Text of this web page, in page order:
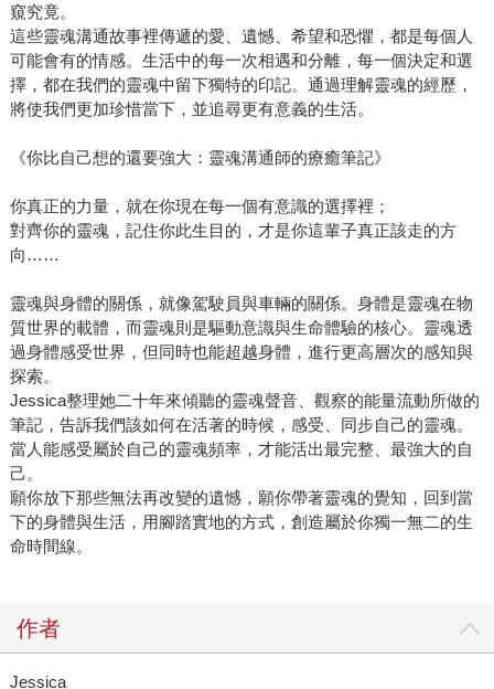
窺究竟。
這些靈魂溝通故事裡傳遞的愛、遺憾、希望和恐懼，都是每個人
可能會有的情感。生活中的每一次相遇和分離，每一個決定和選
擇，都在我們的靈魂中留下獨特的印記。通過理解靈魂的經歷，
將使我們更加珍惜當下，並追尋更有意義的生活。
《你比自己想的還要強大：靈魂溝通師的療癒筆記》
你真正的力量，就在你現在每一個有意識的選擇裡；
對齊你的靈魂，記住你此生目的，才是你這輩子真正該走的方
向……
靈魂與身體的關係，就像駕駛員與車輛的關係。身體是靈魂在物
質世界的載體，而靈魂則是驅動意識與生命體驗的核心。靈魂透
過身體感受世界，但同時也能超越身體，進行更高層次的感知與
探索。
Jessica整理她二十年來傾聽的靈魂聲音、觀察的能量流動所做的
筆記，告訴我們該如何在活著的時候，感受、同步自己的靈魂。
當人能感受屬於自己的靈魂頻率，才能活出最完整、最強大的自
己。
願你放下那些無法再改變的遺憾，願你帶著靈魂的覺知，回到當
下的身體與生活，用腳踏實地的方式，創造屬於你獨一無二的生
命時間線。
作者
Jessica